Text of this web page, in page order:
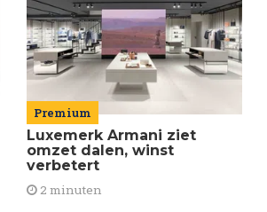
Premium
Luxemerk Armani ziet
omzet dalen, winst
verbetert
2 minuten